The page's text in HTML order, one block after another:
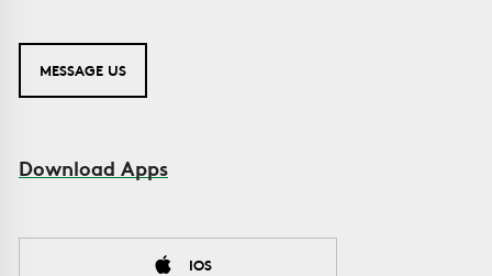
MESSAGE US
Download Apps
IOS